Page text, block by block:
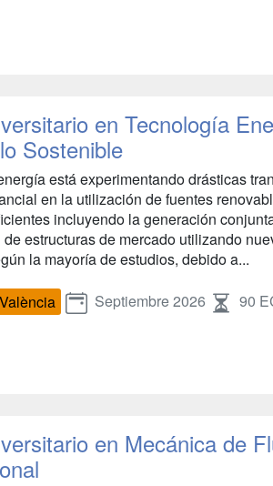
en Tecnología
Sostenible
está experimentando drásticas
en la utilización de fuentes
incluyendo la generación
estructuras de mercado utilizando
la mayoría de estudios, debido a...
Septiembre 2026 90
en Mecánica de